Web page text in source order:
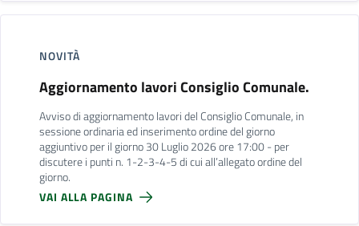
NOVITÀ
Aggiornamento lavori Consiglio Comunale.
Avviso di aggiornamento lavori del Consiglio Comunale, in
sessione ordinaria ed inserimento ordine del giorno
aggiuntivo per il giorno 30 Luglio 2026 ore 17:00 - per
discutere i punti n. 1-2-3-4-5 di cui all’allegato ordine del
giorno.
VAI ALLA PAGINA